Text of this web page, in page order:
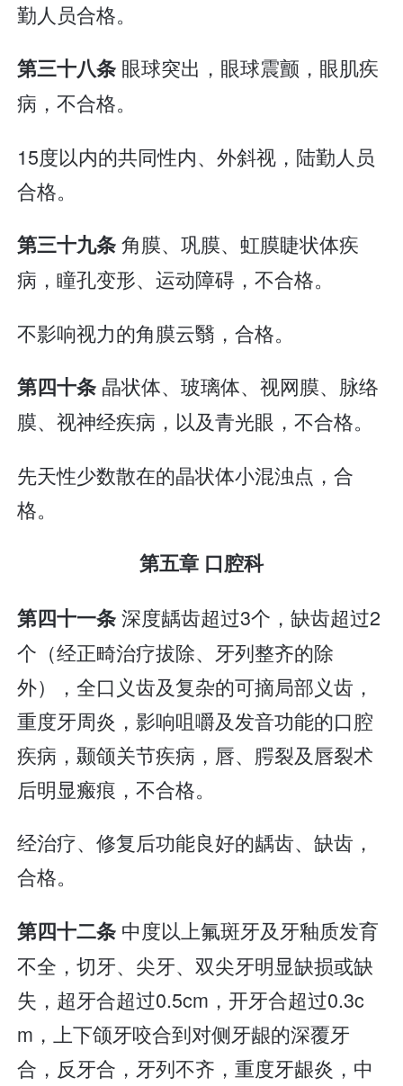
勤人员合格。
第三十八条 眼球突出，眼球震颤，眼肌疾
病，不合格。
15度以内的共同性内、外斜视，陆勤人员
合格。
第三十九条角膜、巩膜、虹膜睫状体疾
病，瞳孔变形、运动障碍，不合格。
不影响视力的角膜云翳，合格。
第四十条 晶状体、玻璃体、视网膜、脉络
膜、视神经疾病，以及青光眼，不合格。
先天性少数散在的晶状体小混浊点，合
格。
第五章 口腔科
第四十一条深度龋齿超过3个，缺齿超过2
个（经正畸治疗拔除、牙列整齐的除
外），全口义齿及复杂的可摘局部义齿，
重度牙周炎，影响咀嚼及发音功能的口腔
疾病，颞颌关节疾病，唇、腭裂及唇裂术
后明显瘢痕，不合格。
经治疗、修复后功能良好的龋齿、缺齿，
合格。
第四十二条 中度以上氟斑牙及牙釉质发育
不全，切牙、尖牙、双尖牙明显缺损或缺
失，超牙合超过0.5cm，开牙合超过0.3c
m，上下颌牙咬合到对侧牙龈的深覆牙
合，反牙合，牙列不齐，重度牙龈炎，中